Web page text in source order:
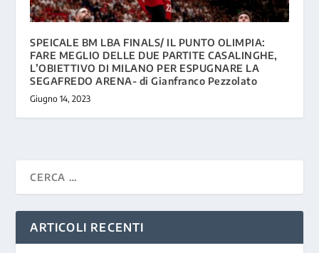
SPEICALE BM LBA FINALS/ IL PUNTO OLIMPIA:
FARE MEGLIO DELLE DUE PARTITE CASALINGHE,
L’OBIETTIVO DI MILANO PER ESPUGNARE LA
SEGAFREDO ARENA- di Gianfranco Pezzolato
Giugno 14, 2023
ARTICOLI RECENTI